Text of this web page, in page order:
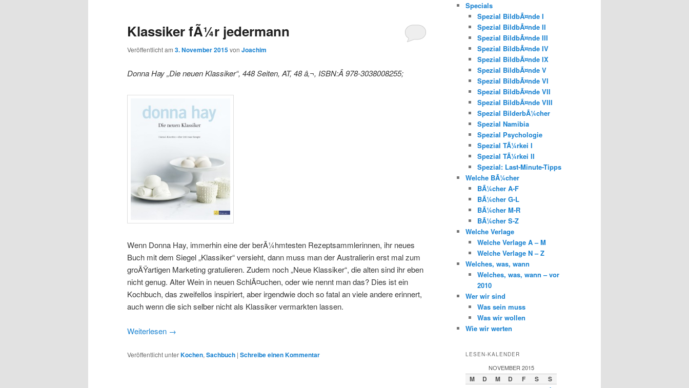
Klassiker fÃ¼r jedermann
Veröffentlicht am 3. November 2015von Joachim
Donna Hay „Die neuen Klassiker“, 448 Seiten, AT, 48 â‚¬, ISBN:Â 978-3038008255;
Wenn Donna Hay, immerhin eine der berÃ¼hmtesten Rezeptsammlerinnen, ihr neues
Buch mit dem Siegel „Klassiker“ versieht, dann muss man der Australierin erst mal zum
groÃŸartigen Marketing gratulieren. Zudem noch „Neue Klassiker“, die alten sind ihr eben
nicht genug. Alter Wein in neuen SchlÃ¤uchen, oder wie nennt man das? Dies ist ein
Kochbuch, das zweifellos inspiriert, aber irgendwie doch so fatal an viele andere erinnert,
auch wenn die sich selber nicht als Klassiker vermarkten lassen.
Weiterlesen →
Veröffentlicht unterKochen, Sachbuch | Schreibe einen Kommentar
Specials
Spezial BildbÃ¤nde I
Spezial BildbÃ¤nde II
Spezial BildbÃ¤nde III
Spezial BildbÃ¤nde IV
Spezial BildbÃ¤nde IX
Spezial BildbÃ¤nde V
Spezial BildbÃ¤nde VI
Spezial BildbÃ¤nde VII
Spezial BildbÃ¤nde VIII
Spezial BilderbÃ¼cher
Spezial Namibia
Spezial Psychologie
Spezial TÃ¼rkei I
Spezial TÃ¼rkei II
Spezial: Last-Minute-Tipps
Welche BÃ¼cher
BÃ¼cher A-F
BÃ¼cher G-L
BÃ¼cher M-R
BÃ¼cher S-Z
Welche Verlage
Welche Verlage A – M
Welche Verlage N – Z
Welches, was, wann
Welches, was, wann – vor
2010
Wer wir sind
Was sein muss
Was wir wollen
Wie wir werten
LESEN-KALENDER
NOVEMBER 2015
M D M D F S
S